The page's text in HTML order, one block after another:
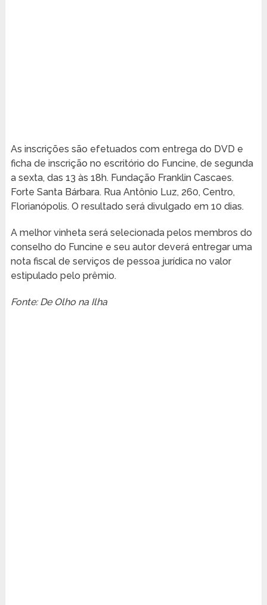
As inscrições são efetuados com entrega do DVD e
ficha de inscrição no escritório do Funcine, de segunda
a sexta, das 13 às 18h. Fundação Franklin Cascaes.
Forte Santa Bárbara. Rua Antônio Luz, 260, Centro,
Florianópolis. O resultado será divulgado em 10 dias.
A melhor vinheta será selecionada pelos membros do
conselho do Funcine e seu autor deverá entregar uma
nota fiscal de serviços de pessoa jurídica no valor
estipulado pelo prêmio.
Fonte: De Olho na Ilha